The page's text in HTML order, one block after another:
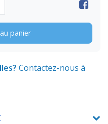
panier
Contactez-nous à